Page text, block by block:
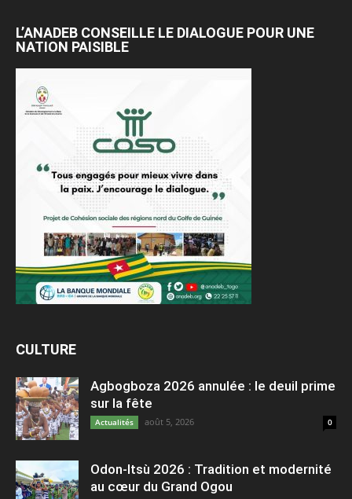
L’ANADEB CONSEILLE LE DIALOGUE POUR UNE
NATION PAISIBLE
CULTURE
Agbogboza 2026 annulée : le deuil prime
sur la fête
Actualités août 5, 2026 0
Odon-Itsù 2026 : Tradition et modernité
au cœur du Grand Ogou